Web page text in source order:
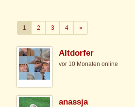
1 2 3 4 »Weiter
Altdorfer
vor 10 Monaten online
anassja